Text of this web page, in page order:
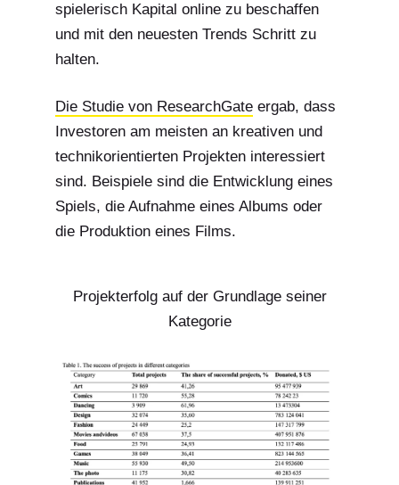
spielerisch Kapital online zu beschaffen
und mit den neuesten Trends Schritt zu
halten.
Die Studie von ResearchGateergab, dass
Investoren am meisten an kreativen und
technikorientierten Projekten interessiert
sind. Beispiele sind die Entwicklung eines
Spiels, die Aufnahme eines Albums oder
die Produktion eines Films.
Projekterfolg auf der Grundlage seiner
Kategorie